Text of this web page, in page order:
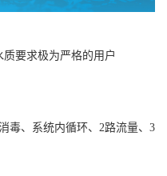
要求极为严格的用户
毒、系统内循环、2路流量、3